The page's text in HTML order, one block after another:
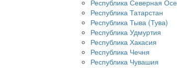
Республика Северная
Республика Татарстан
Республика Тыва (Тува)
Республика Удмуртия
Республика Хакасия
Республика Чечня
Республика Чувашия